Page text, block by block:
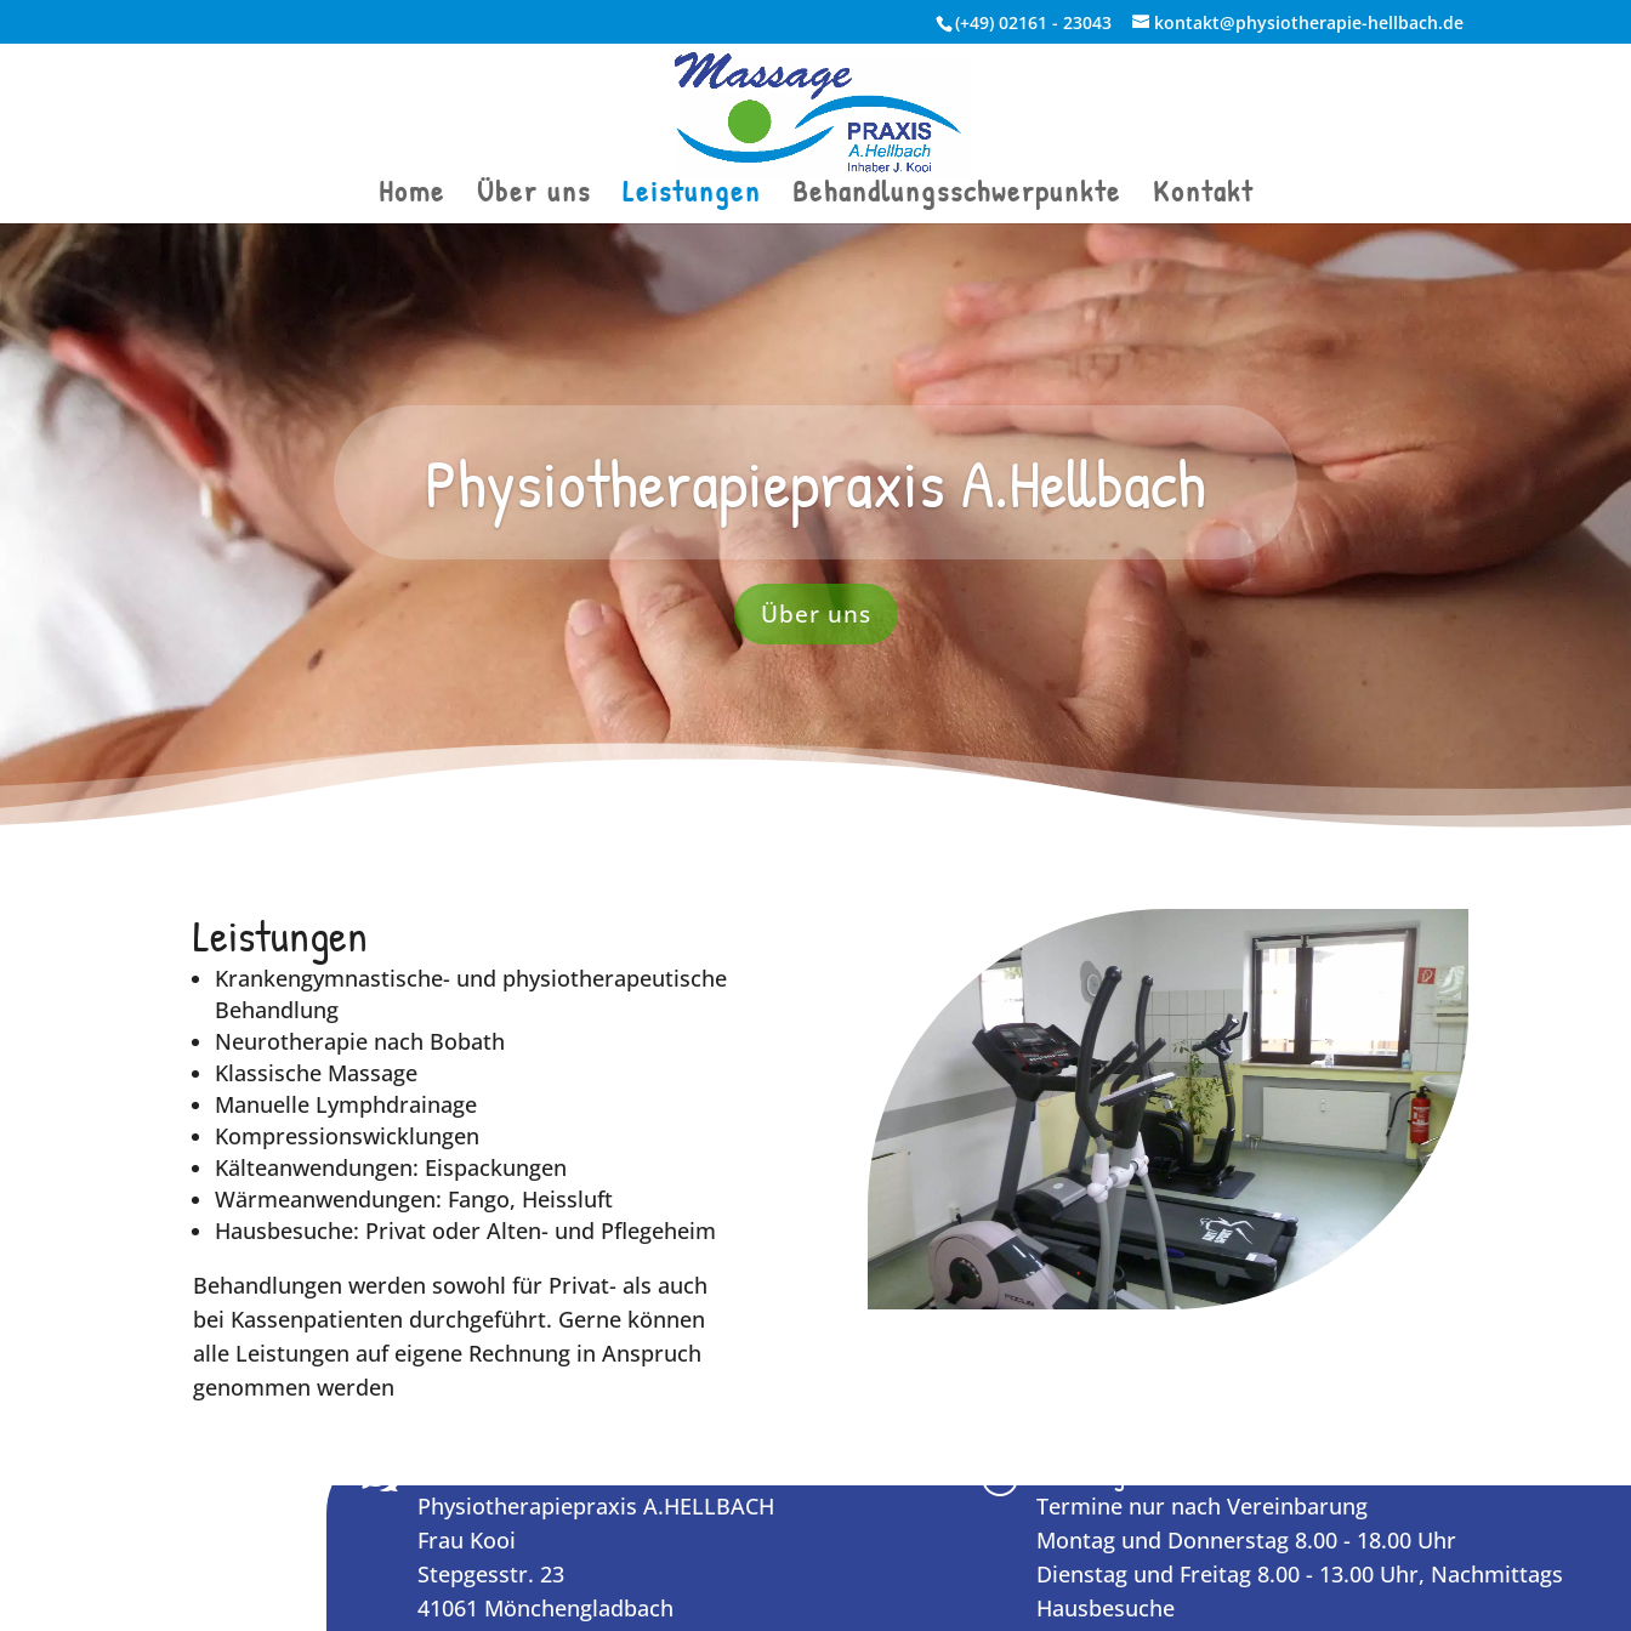
(+49) 02161 - 23043 kontakt@physiotherapie-hellbach.de
Home Über uns Leistungen Behandlungsschwerpunkte Kontakt
Physiotherapiepraxis A.Hellbach
Über uns
Leistungen
Krankengymnastische- und physiotherapeutische
Behandlung
Neurotherapie nach Bobath
Klassische Massage
Manuelle Lymphdrainage
Kompressionswicklungen
Kälteanwendungen: Eispackungen
Wärmeanwendungen: Fango, Heissluft
Hausbesuche: Privat oder Alten- und Pflegeheim
Behandlungen werden sowohl für Privat- als auch
bei Kassenpatienten durchgeführt. Gerne können
alle Leistungen auf eigene Rechnung in Anspruch
genommen werden
w
Physiotherapiepraxis A.HELLBACH
Frau Kooi
Stepgesstr. 23
41061 Mönchengladbach
}
Termine nur nach Vereinbarung
Montag und Donnerstag 8.00 - 18.00 Uhr
Dienstag und Freitag 8.00 - 13.00 Uhr, Nachmittags
Hausbesuche